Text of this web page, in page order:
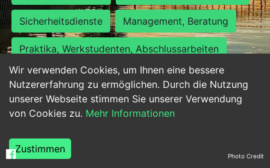
Wir verwenden Cookies, um Ihnen eine bessere
Nutzererfahrung zu ermöglichen. Durch die Nutzung
unserer Webseite stimmen Sie unserer Verwendung
von Cookies zu. Mehr Informationen
Zustimmen
Sicherheitsdienste Management, Beratung
Praktika, Werkstudenten, Abschlussarbeiten
Personalwesen Assistenz, Sekretariat
Hilfskräfte, Aushilfs- und Nebenjobs
Weiterbildung, Studium, duale Ausbildung Photo Credit